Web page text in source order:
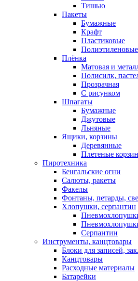
Тишью
Пакеты
Бумажные
Крафт
Пластиковые
Полиэтиленовые
Плёнка
Матовая и
Полисилк,
Прозрачная
С рисунком
Шпагаты
Бумажные
Джутовые
Льняные
Ящики, корзины
Деревянные
Плетеные
Пиротехника
Бенгальские огни
Салюты, ракеты
Факелы
Фонтаны, петарды,
Хлопушки, серпантин
Серпантин
Инструменты, канцтовары
Блоки для записей,
Канцтовары
Расходные материалы
Батарейки